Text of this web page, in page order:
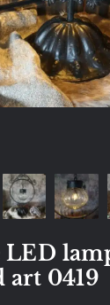
LED
art 0419